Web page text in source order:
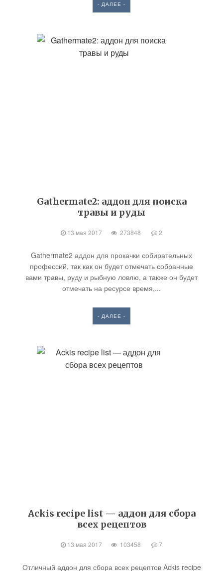
- ДАЛЕЕ -
Gathermate2: аддон для поиска
травы и руды
13 мая 2017 273848 2
Gathermate2 аддон для прокачки собирательных
профессий, так как он будет отмечать собранные
вами травы, руду и рыбную ловлю, а также он будет
отмечать на ресурсе время,...
- ДАЛЕЕ -
Ackis recipe list — аддон для сбора
всех рецептов
13 мая 2017 103458 7
Отличный аддон для сбора всех рецептов Ackis recipe